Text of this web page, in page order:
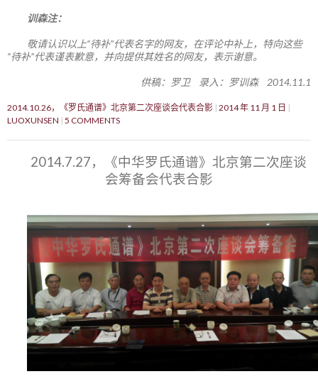
训森注：
敬请认识以上“待补”代表名字的网友，在评论中补上，特向这些
“待补”代表谨表歉意，并向提供其姓名的网友，表示谢意。
供稿：罗卫 录入：罗训森 2014.11.1
2014.10.26，《罗氏通谱》北京第二次座谈会代表合影 2014 年 11 月 1 日
LUOXUNSEN 5 COMMENTS
2014.7.27，《中华罗氏通谱》北京第二次座谈
会筹备会代表合影